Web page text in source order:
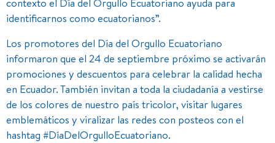
contexto el Día del Orgullo Ecuatoriano ayuda para
identificarnos como ecuatorianos”.
Los promotores del Día del Orgullo Ecuatoriano
informaron que el 24 de septiembre próximo se activarán
promociones y descuentos para celebrar la calidad hecha
en Ecuador. También invitan a toda la ciudadanía a vestirse
de los colores de nuestro país tricolor, visitar lugares
emblemáticos y viralizar las redes con posteos con el
hashtag #DíaDelOrgulloEcuatoriano.